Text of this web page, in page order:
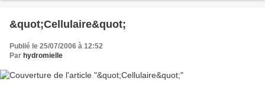
&quot;Cellulaire&quot;
Publié le 25/07/2006 à 12:52
Par hydromielle